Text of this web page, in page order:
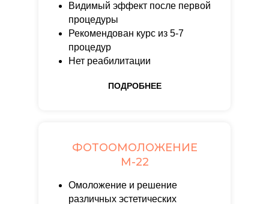
Видимый эффект после первой
процедуры
Рекомендован курс из 5-7
процедур
Нет реабилитации
ПОДРОБНЕЕ
ФОТООМОЛОЖЕНИЕ
М-22
Омоложение и решение
различных эстетических